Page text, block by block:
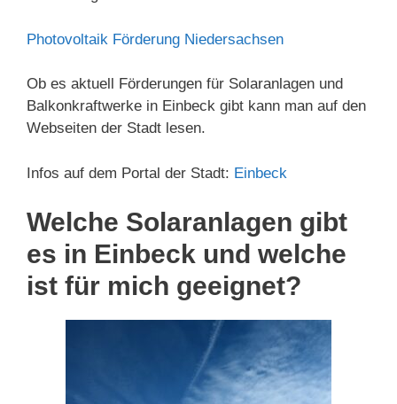
Photovoltaik Förderung Niedersachsen
Ob es aktuell Förderungen für Solaranlagen und
Balkonkraftwerke in Einbeck gibt kann man auf den
Webseiten der Stadt lesen.
Infos auf dem Portal der Stadt: Einbeck
Welche Solaranlagen gibt
es in Einbeck und welche
ist für mich geeignet?